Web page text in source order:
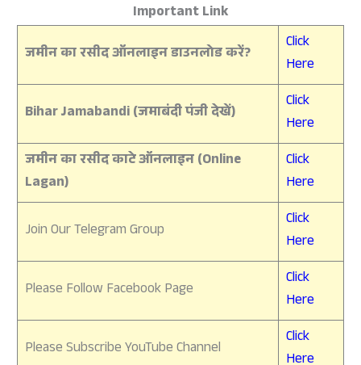
Important Link
जमीन का रसीद ऑनलाइन डाउनलोड करें?
Click
Here
Bihar Jamabandi (जमाबंदी पंजी देखें)
Click
Here
जमीन का रसीद काटे ऑनलाइन (Online
Lagan)
Click
Here
Join Our Telegram Group
Click
Here
Please Follow Facebook Page
Click
Here
Please Subscribe YouTube Channel
Click
Here